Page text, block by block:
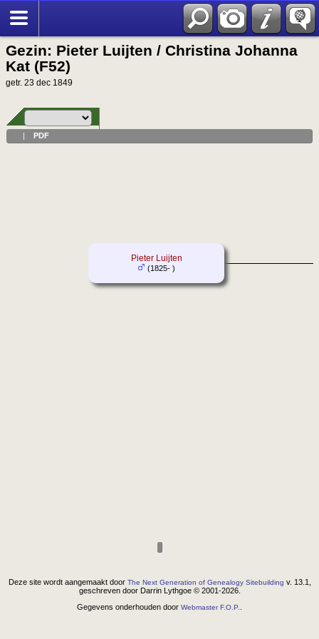
Gezin: Pieter Luijten / Christina Johanna
Kat (F52)
getr. 23 dec 1849
PDF
Pieter Luijten
(1825- )
Deze site wordt aangemaakt door The Next Generation of Genealogy Sitebuilding v. 13.1,
geschreven door Darrin Lythgoe © 2001-2026.
Gegevens onderhouden door Webmaster F.O.P.